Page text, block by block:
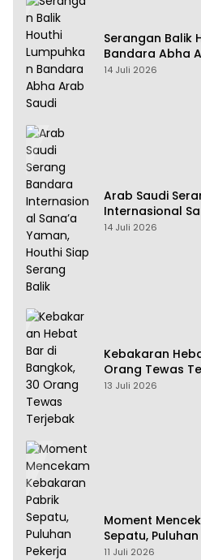
Serangan Balik
Bandara Abha
14 Juli 2026
Arab Saudi
Internasional
Siap Serang Balik
14 Juli 2026
Kebakaran
Orang Tewas
13 Juli 2026
Moment
Sepatu,
28 Orang Tewas
11 Juli 2026